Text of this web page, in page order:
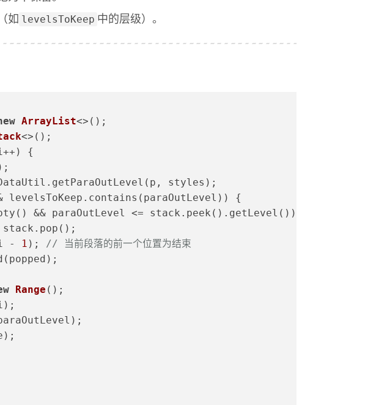
如 levelsToKeep 中的层级）。
ArrayList<>();
<>();
{
styles);
levelsToKeep.contains(paraOutLevel)) {
&& paraOutLevel <= stack.peek().getLevel()) {
stack.pop();
-
1 ); // 当前段落的前一个位置为结束
Range ();